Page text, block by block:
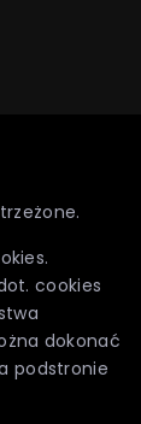
cookies
dokonać
podstronie